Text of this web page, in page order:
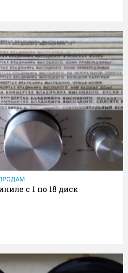
с 1 по 18 диск